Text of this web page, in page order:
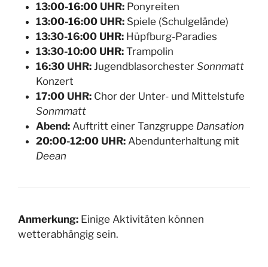
13:00-16:00 UHR: Ponyreiten
13:00-16:00 UHR: Spiele (Schulgelände)
13:30-16:00 UHR: Hüpfburg-Paradies
13:30-10:00 UHR: Trampolin
16:30 UHR: Jugendblasorchester Sonnmatt
Konzert
17:00 UHR: Chor der Unter- und Mittelstufe
Sonmmatt
Abend: Auftritt einer Tanzgruppe Dansation
20:00-12:00 UHR: Abendunterhaltung mit
Deean
Anmerkung: Einige Aktivitäten können
wetterabhängig sein.